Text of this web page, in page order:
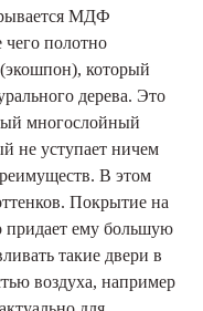
МДФ
полотно
который
дерева. Это
многослойный
не уступает ничем
В этом
Покрытие на
придает ему большую
такие двери в
воздуха, например